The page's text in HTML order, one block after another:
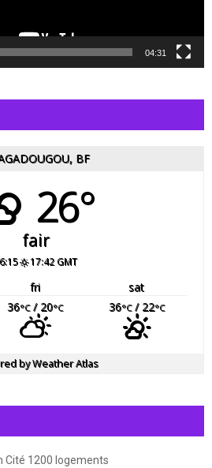
04:31
BF
26°
fair
17:42 GMT
fri
sat
36°C/ 20°C 36°C/ 22°C
byWeather Atlas
Cité 1200 logements